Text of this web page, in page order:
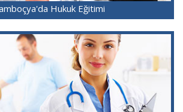
Hukuk Eğitimi